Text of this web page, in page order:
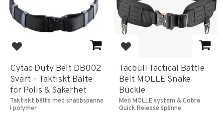
Lägg till i favoriter
Cytac Duty Belt DB002
Svart – Taktiskt Bälte
för Polis & Säkerhet
Taktiskt bälte med snabbspänne
i polymer
Lägg till i favoriter
Tacbull Tactical Battle
Belt MOLLE Snake
Buckle
Med MOLLE system & Cobra
Quick Release spänne.